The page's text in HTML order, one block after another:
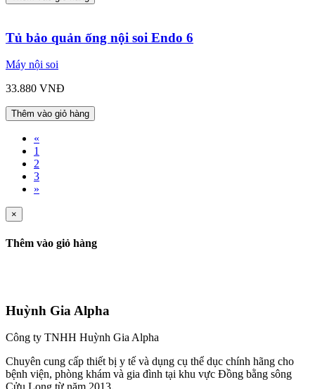
Tủ bảo quản ống nội soi Endo 6
Máy nội soi
33.880 VNĐ
Thêm vào giỏ hàng
«
1
2
3
»
×
Thêm vào giỏ hàng
Huỳnh Gia Alpha
Công ty TNHH Huỳnh Gia Alpha
Chuyên cung cấp thiết bị y tế và dụng cụ thể dục chính hãng cho
bệnh viện, phòng khám và gia đình tại khu vực Đồng bằng sông